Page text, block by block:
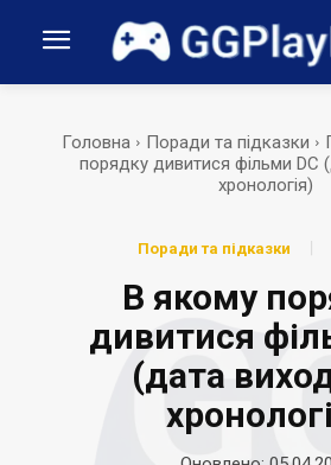
Головна Поради та підказки
порядку дивитися фільми DC
хронологія)
Поради та підказки
В якому
дивитися
(дата